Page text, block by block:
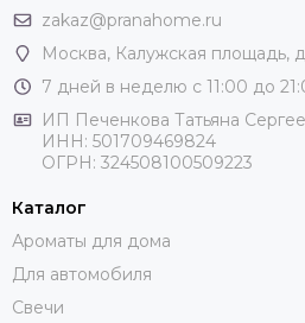
Работал над 42 ароматами для
Trussardi, Carolina Herrera,
Davidoff, Pascal Morabito, Police,
Olfattivo, Odin, Byblos, Fragrance
MI, Borsari, Bill Blass, Wiener Blut,
Kristiansand, Emmanuelle Khanh,
zakaz@pranahome.ru
Москва, Калужская площадь,
7 дней в неделю с 11:00 до
ИП Печенкова Татьяна
ИНН: 501709469824
ОГРН: 324508100509223
Каталог
Ароматы для дома
Для автомобиля
Свечи